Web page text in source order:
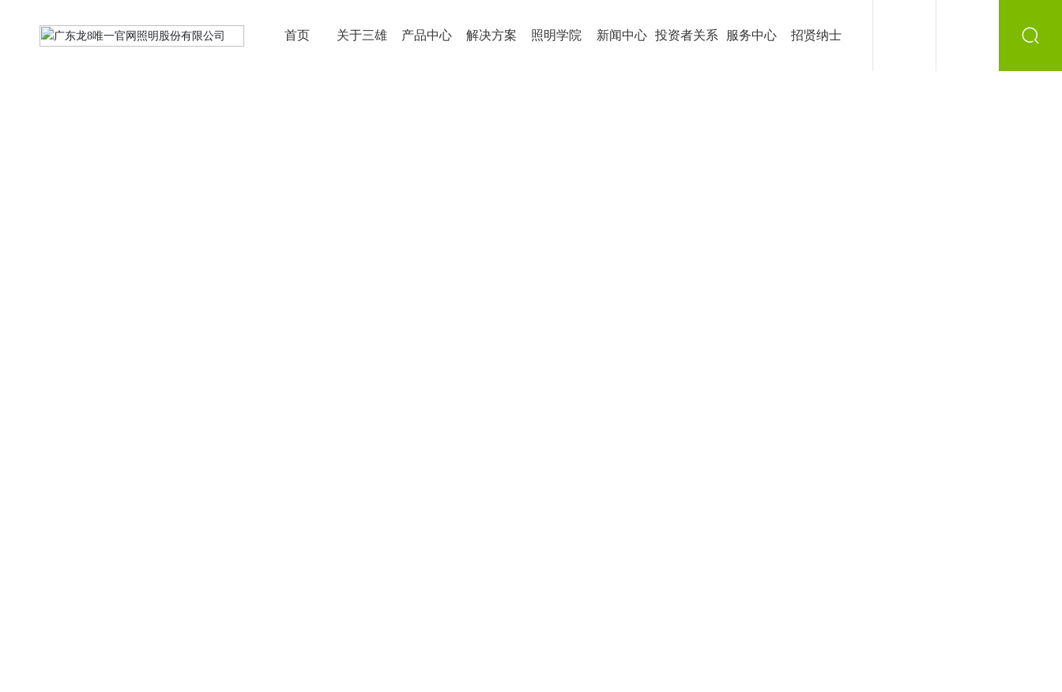
首页 关于三雄 产品中心 解决方案 照明学院 新闻中心 投资者关系 服务中心 招贤纳士
产品中心